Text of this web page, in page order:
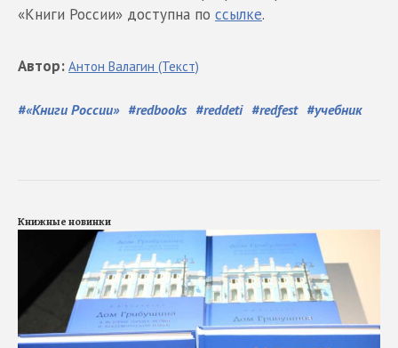
«Книги России» доступна по ссылке.
#«Книги России» #redbooks #reddeti #redfest #учебник
Автор: Антон Валагин (Текст)
Книжные новинки